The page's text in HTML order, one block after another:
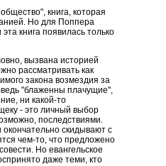
книга, которая
Но для Поппера
книга появилась только
вызвана историей
рассматривать как
закона возмездия за
"блаженны плачущие",
ни какой-то
- это личный выбор
последствиями.
скидывают с
чем-то, что предложено
Но евангельское
даже теми, кто